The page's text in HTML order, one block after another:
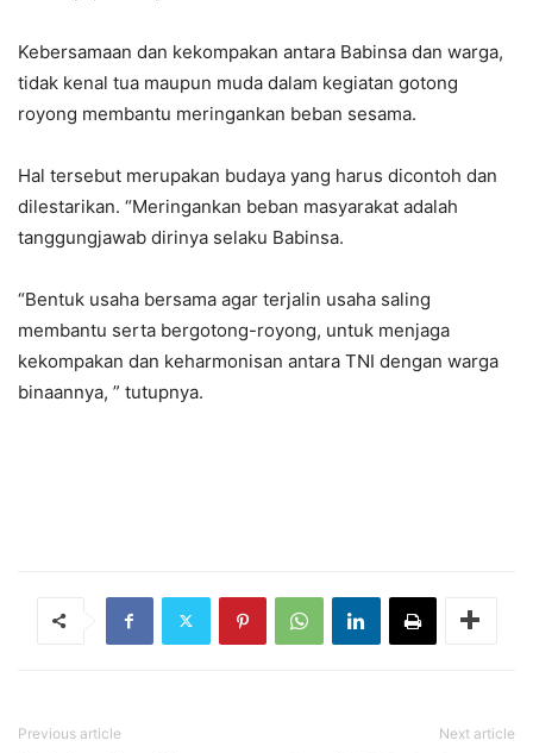
Kebersamaan dan kekompakan antara Babinsa dan warga,
tidak kenal tua maupun muda dalam kegiatan gotong
royong membantu meringankan beban sesama.
Hal tersebut merupakan budaya yang harus dicontoh dan
dilestarikan. “Meringankan beban masyarakat adalah
tanggungjawab dirinya selaku Babinsa.
“Bentuk usaha bersama agar terjalin usaha saling
membantu serta bergotong-royong, untuk menjaga
kekompakan dan keharmonisan antara TNI dengan warga
binaannya, ” tutupnya.
Previous article Next article